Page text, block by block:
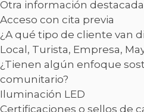
Otra información
Acceso con cita previa
¿A qué tipo de cliente van
Local, Turista, Empresa,
¿Tienen algún enfoque
comunitario?
Iluminación LED
Certificaciones o sellos de